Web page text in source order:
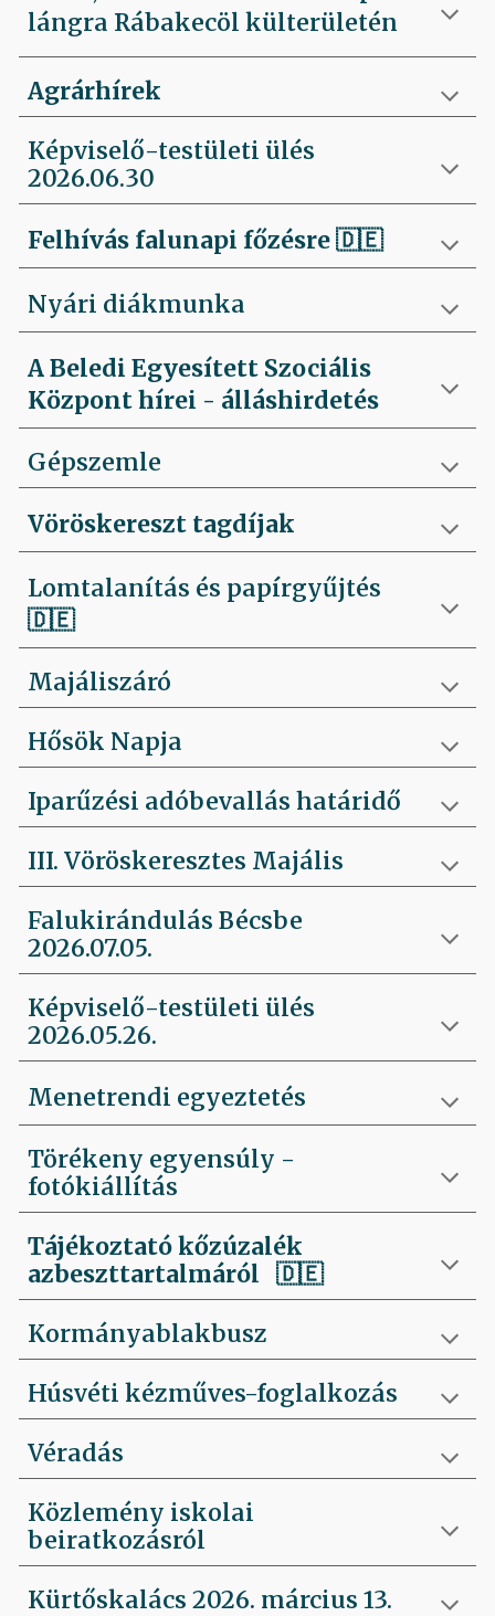
lángra Rábakecöl külterületén
Agrárhírek
Képviselő-testületi ülés
2026.06.30
Felhívás falunapi főzésre🇩🇪
Nyári diákmunka
A Beledi Egyesített Szociális
Központ hírei - álláshirdetés
Gépszemle
Vöröskereszt tagdíjak
Lomtalanítás és papírgyűjtés
🇩🇪
Majáliszáró
Hősök Napja
Iparűzési adóbevallás határidő
III. Vöröskeresztes Majális
Falukirándulás Bécsbe
2026.07.05.
Képviselő-testületi ülés
2026.05.26.
Menetrendi egyeztetés
Törékeny egyensúly -
fotókiállítás
Tájékoztató kőzúzalék
azbeszttartalmáról 🇩🇪
Kormányablakbusz
Húsvéti kézműves-foglalkozás
Véradás
Közlemény iskolai
beiratkozásról
Kürtőskalács 2026. március 13.